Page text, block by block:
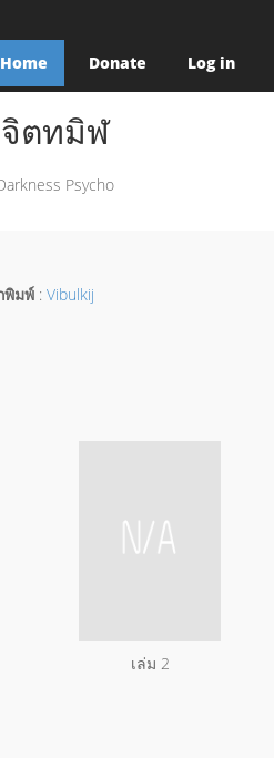
Home Donate Log in
ตทมิฬ
Psycho
พิมพ์ : Vibulkij
เล่ม 2